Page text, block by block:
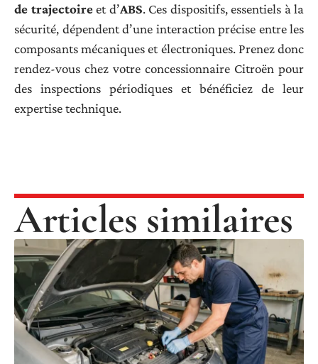
de trajectoireet d’ABS. Ces dispositifs, essentiels à la
sécurité, dépendent d’une interaction précise entre les
composants mécaniques et électroniques. Prenez donc
rendez-vous chez votre concessionnaire Citroën pour
des inspections périodiques et bénéficiez de leur
expertise technique.
Articles similaires